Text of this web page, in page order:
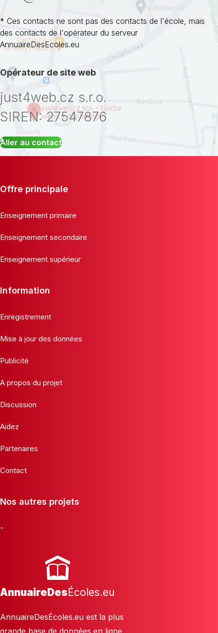
* Ces contacts ne sont pas des contacts de l'école, mais
des contacts de l'opérateur du serveur
AnnuaireDesEcoles.eu
Opérateur de site web
just4web.cz s.r.o.
SIREN: 27547876
Aller au contact
Offre principale
Enseignement primaire
Enseignement secondaire
Enseignement supérieur
Information
Enregistrement
Mise à jour des données
Publicité
A propos du projet
Discussion
Aidez
Partenaires
Contact
Nos autres projets
-
AnnuaireDesÉcoles.eu
AnnuaireDesÉcoles.eu est la plus
grande base de données en ligne